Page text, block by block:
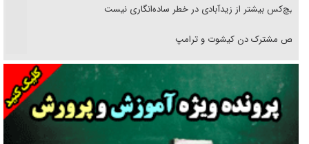
هیچ‌کس بیشتر از زیدآبادی در خطر ساده‌انگاری نیست
رقص مشترک دن کیشوت و ترامپ
دنده دولت به واگذاری مسئله‌دار ایران‌خودرو/ خصوصی‌سازی یا انحصار؟
غریزه‌ی بقا و آقای باقی و رفقا
جراحی‌های زیبایی با مدرک فوق‌دیپلم! + گفت‌وگو با متهم